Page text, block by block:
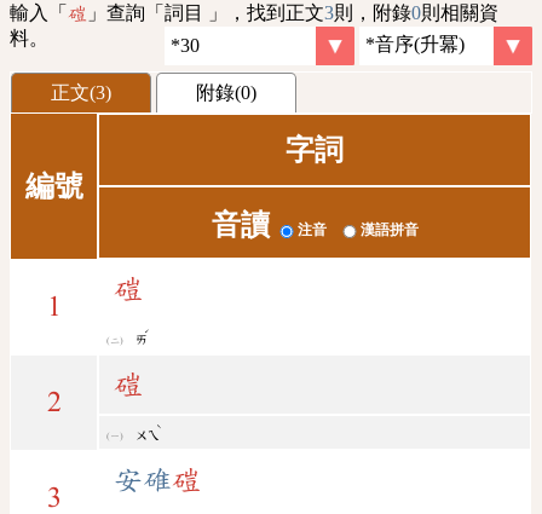
輸入「 磑 」查詢「詞目 」，找到正文3則，附錄0則相關資
料。
正文(3) 附錄(0)
編號
字詞
音讀 注音 漢語拼音
1
磑
ㄞ
ˊ
2
磑
ㄨㄟ
ˋ
3
安碓磑